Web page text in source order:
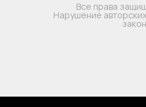
Все права
Нарушение